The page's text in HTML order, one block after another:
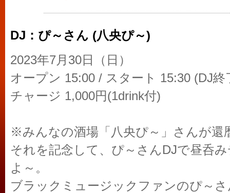
DJ：ぴ～さん (八央ぴ～)
2023年7月30日（日）
オープン 15:00 / スタート 15:30 (DJ終
チャージ 1,000円(1drink付)
※みんなの酒場「八央ぴ～」さんが還
それを記念して、ぴ～さんDJで昼呑
よ～。
ブラックミュージックファンのぴ～